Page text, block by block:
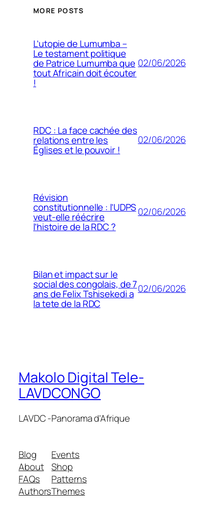
MORE POSTS
L’utopie de Lumumba –
Le testament politique
de Patrice Lumumba que
tout Africain doit écouter
!
02/06/2026
RDC : La face cachée des
relations entre les
Églises et le pouvoir !
02/06/2026
Révision
constitutionnelle : l’UDPS
veut-elle réécrire
l’histoire de la RDC ?
02/06/2026
Bilan et impact sur le
social des congolais, de 7
ans de Felix Tshisekedi a
la tete de la RDC
02/06/2026
Makolo Digital Tele-
LAVDCONGO
LAVDC -Panorama d'Afrique
Blog
About
FAQs
Authors
Events
Shop
Patterns
Themes